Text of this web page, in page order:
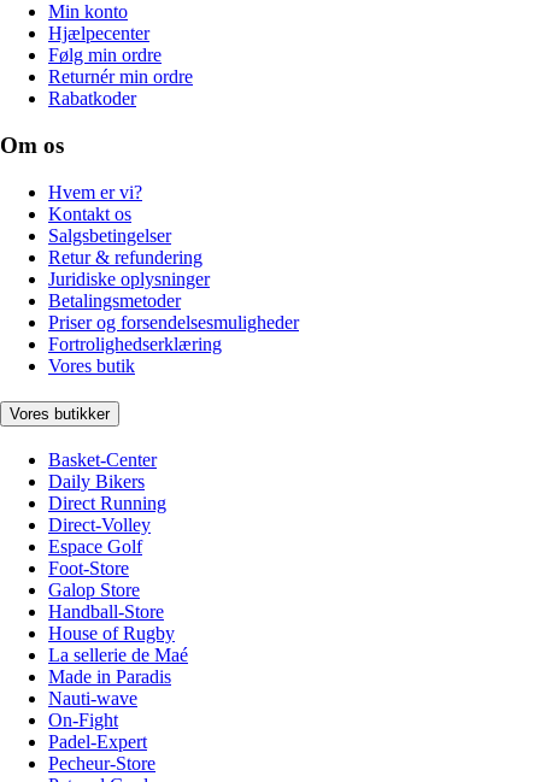
Min konto
Hjælpecenter
Følg min ordre
Returnér min ordre
Rabatkoder
Om os
Hvem er vi?
Kontakt os
Salgsbetingelser
Retur & refundering
Juridiske oplysninger
Betalingsmetoder
Priser og forsendelsesmuligheder
Fortrolighedserklæring
Vores butik
Vores butikker
Basket-Center
Daily Bikers
Direct Running
Direct-Volley
Espace Golf
Foot-Store
Galop Store
Handball-Store
House of Rugby
La sellerie de Maé
Made in Paradis
Nauti-wave
On-Fight
Padel-Expert
Pecheur-Store